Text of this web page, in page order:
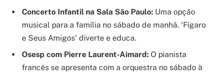
Concerto Infantil na Sala São Paulo: Uma opção
musical para a família no sábado de manhã. ‘Fígaro
e Seus Amigos’ diverte e educa.
Osesp com Pierre Laurent-Aimard: O pianista
francês se apresenta com a orquestra no sábado à